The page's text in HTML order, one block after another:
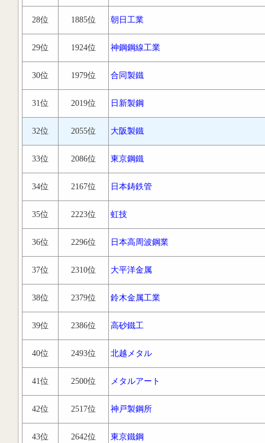
28位 1885位 朝日工業
29位 1924位 神鋼鋼線工業
30位 1979位 合同製鐵
31位 2019位 日新製鋼
32位 2055位 大阪製鐵
33位 2086位 東京鋼鐵
34位 2167位 日本鋳鉄管
35位 2223位 虹技
36位 2296位 日本高周波鋼業
37位 2310位 大平洋金属
38位 2379位 鈴木金属工業
39位 2386位 高砂鐵工
40位 2493位 北越メタル
41位 2500位 メタルアート
42位 2517位 神戸製鋼所
43位 2642位 東京鐵鋼